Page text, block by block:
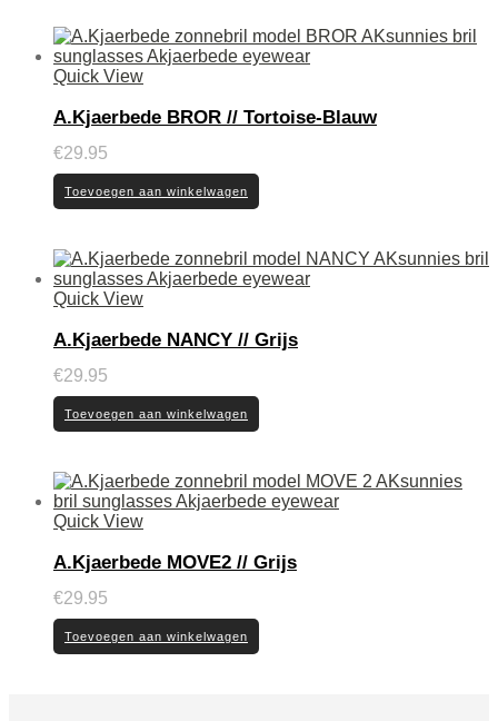
Quick View
A.Kjaerbede BROR // Tortoise-Blauw
€29.95
Toevoegen aan winkelwagen
Quick View
A.Kjaerbede NANCY // Grijs
€29.95
Toevoegen aan winkelwagen
Quick View
A.Kjaerbede MOVE2 // Grijs
€29.95
Toevoegen aan winkelwagen